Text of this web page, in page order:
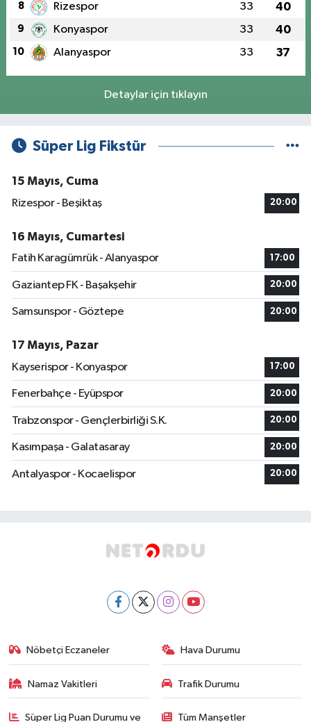
8 Rizespor 33 40
9 Konyaspor 33 40
10 Alanyaspor 33 37
Detaylar için tıklayın
Süper Lig Fikstür
15 Mayıs, Cuma
Rizespor - Beşiktaş
20:00
16 Mayıs, Cumartesi
Fatih Karagümrük - Alanyaspor
17:00
Gaziantep FK - Başakşehir 20:00
Samsunspor - Göztepe 20:00
17 Mayıs, Pazar
Kayserispor - Konyaspor
17:00
Fenerbahçe - Eyüpspor 20:00
Trabzonspor - Gençlerbirliği S.K. 20:00
Kasımpaşa - Galatasaray 20:00
Antalyaspor - Kocaelispor 20:00
Nöbetçi Eczaneler Hava Durumu
Namaz Vakitleri Trafik Durumu
Süper Lig Puan Durumu ve Tüm Manşetler